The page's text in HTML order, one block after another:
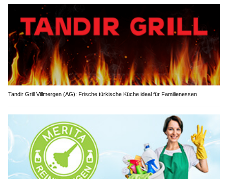
Tandir Grill Villmergen (AG): Frische türkische Küche ideal für Familienessen